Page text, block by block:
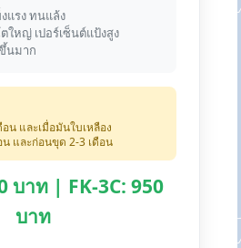
งแรง ทนแล้ง
ใหญ่ เปอร์เซ็นต์แป้งสูง
นมาก
น และเมื่อมันใบเหลือง
น และก่อนขุด 2-3 เดือน
บาท | FK-3C: 950
บาท